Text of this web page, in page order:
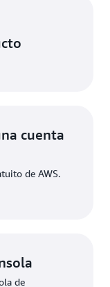
cuenta
de AWS.
de